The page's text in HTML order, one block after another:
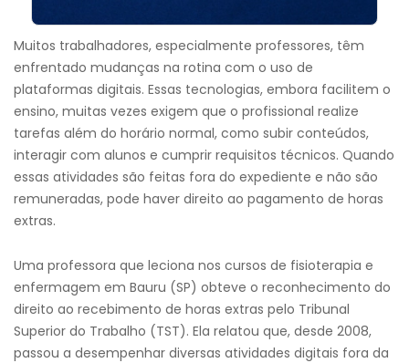
Muitos trabalhadores, especialmente professores, têm
enfrentado mudanças na rotina com o uso de
plataformas digitais. Essas tecnologias, embora facilitem o
ensino, muitas vezes exigem que o profissional realize
tarefas além do horário normal, como subir conteúdos,
interagir com alunos e cumprir requisitos técnicos. Quando
essas atividades são feitas fora do expediente e não são
remuneradas, pode haver direito ao pagamento de horas
extras.
Uma professora que leciona nos cursos de fisioterapia e
enfermagem em Bauru (SP) obteve o reconhecimento do
direito ao recebimento de horas extras pelo Tribunal
Superior do Trabalho (TST). Ela relatou que, desde 2008,
passou a desempenhar diversas atividades digitais fora da